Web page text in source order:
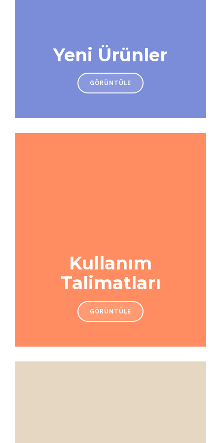
Yeni Ürünler
GÖRÜNTÜLE
Kullanım
Talimatları
GÖRÜNTÜLE